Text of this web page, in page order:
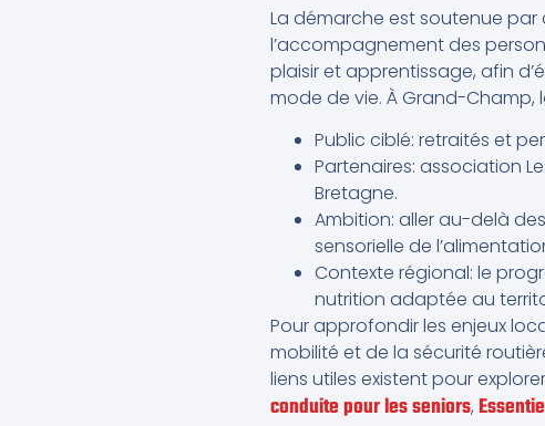
La démarche est soutenue
l’accompagnement des
plaisir et apprentissage, afin
mode de vie. À Grand-
Public ciblé: retraités et
Partenaires: association
Bretagne.
Ambition: aller au-delà
sensorielle de
Contexte régional: le
nutrition adaptée au
Pour approfondir les enjeux
mobilité et de la sécurité
liens utiles existent pour
conduite pour les seniors,